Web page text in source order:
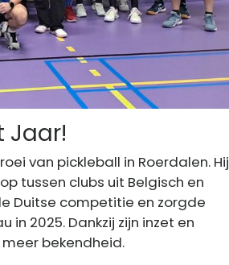
Jaar!
van pickleball in Roerdalen. Hij
tussen clubs uit Belgisch en
Duitse competitie en zorgde
in 2025. Dankzij zijn inzet en
bekendheid.